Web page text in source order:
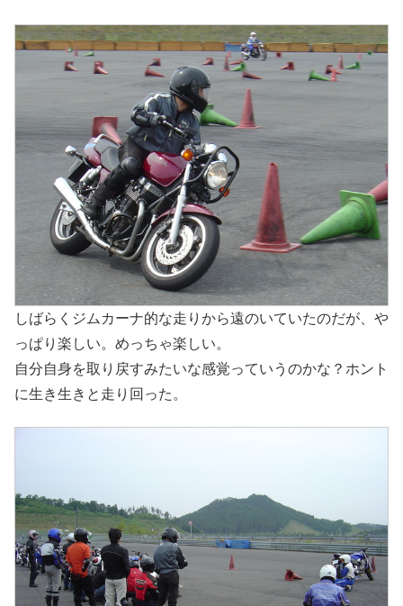
しばらくジムカーナ的な走りから遠のいていたのだが、や
っぱり楽しい。めっちゃ楽しい。
自分自身を取り戻すみたいな感覚っていうのかな？ホント
に生き生きと走り回った。